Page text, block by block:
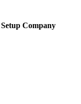
Setup Company